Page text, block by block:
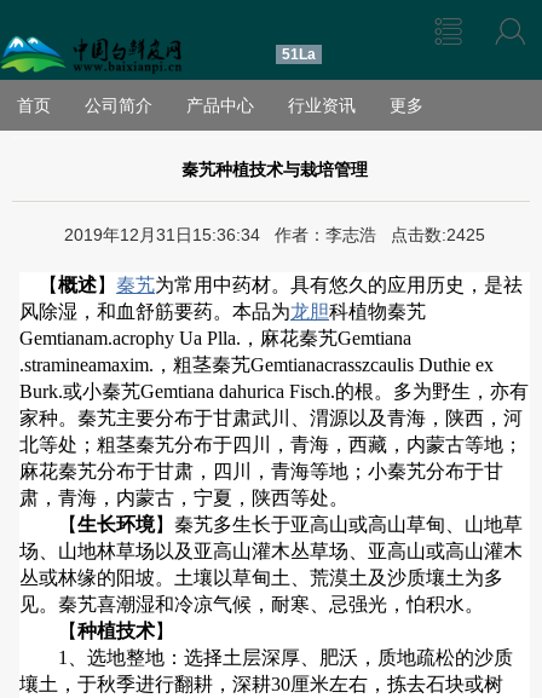
51La
首页 公司简介 产品中心 行业资讯 更多
秦艽种植技术与栽培管理
2019年12月31日15:36:34 作者：李志浩 点击数:2425
【概述】 秦艽为常用中药材。具有悠久的应用历史，是祛
风除湿，和血舒筋要药。本品为龙胆科植物秦艽
Gemtianam.acrophy Ua Plla.，麻花秦艽Gemtiana
.stramineamaxim.，粗茎秦艽Gemtianacrasszcaulis Duthie ex
Burk.或小秦艽Gemtiana dahurica Fisch.的根。多为野生，亦有
家种。秦艽主要分布于甘肃武川、渭源以及青海，陕西，河
北等处；粗茎秦艽分布于四川，青海，西藏，内蒙古等地；
麻花秦艽分布于甘肃，四川，青海等地；小秦艽分布于甘
肃，青海，内蒙古，宁夏，陕西等处。
【生长环境】秦艽多生长于亚高山或高山草甸、山地草
场、山地林草场以及亚高山灌木丛草场、亚高山或高山灌木
丛或林缘的阳坡。土壤以草甸土、荒漠土及沙质壤土为多
见。秦艽喜潮湿和冷凉气候，耐寒、忌强光，怕积水。
【种植技术】
1、选地整地：选择土层深厚、肥沃，质地疏松的沙质
壤土，于秋季进行翻耕，深耕30厘米左右，拣去石块或树